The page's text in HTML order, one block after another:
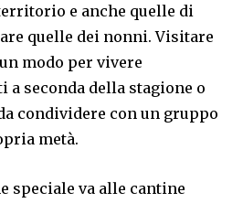
e anche quelle di
quelle dei nonni. Visitare
modo per vivere
a seconda della stagione o
condividere con un gruppo
metà.
speciale va alle cantine